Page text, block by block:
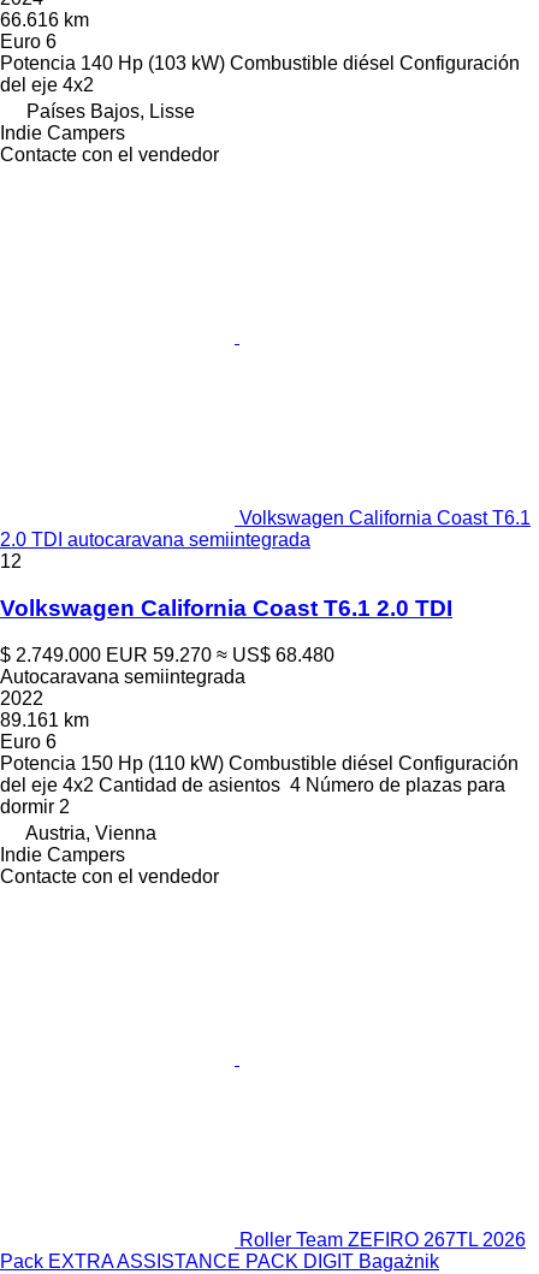
66.616 km
Euro 6
Potencia 140 Hp (103 kW) Combustible diésel Configuración
del eje 4x2
Países Bajos, Lisse
Indie Campers
Contacte con el vendedor
Volkswagen California Coast T6.1
2.0 TDI autocaravana semiintegrada
12
Volkswagen California Coast T6.1 2.0 TDI
$ 2.749.000 EUR 59.270 ≈ US$ 68.480
Autocaravana semiintegrada
2022
89.161 km
Euro 6
Potencia 150 Hp (110 kW) Combustible diésel Configuración
del eje 4x2 Cantidad de asientos 4 Número de plazas para
dormir 2
Austria, Vienna
Indie Campers
Contacte con el vendedor
Roller Team ZEFIRO 267TL 2026
Pack EXTRA ASSISTANCE PACK DIGIT Bagażnik